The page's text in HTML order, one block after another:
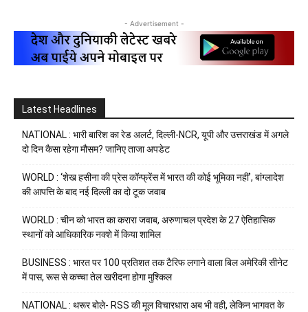
- Advertisement -
Latest Headlines
NATIONAL : भारी बारिश का रेड अलर्ट, दिल्ली-NCR, यूपी और उत्तराखंड में अगले
दो दिन कैसा रहेगा मौसम? जानिए ताजा अपडेट
WORLD : ‘शेख हसीना की प्रेस कॉन्फ्रेंस में भारत की कोई भूमिका नहीं’, बांग्लादेश
की आपत्ति के बाद नई दिल्ली का दो टूक जवाब
WORLD : चीन को भारत का करारा जवाब, अरुणाचल प्रदेश के 27 ऐतिहासिक
स्थानों को आधिकारिक नक्शे में किया शामिल
BUSINESS : भारत पर 100 प्रतिशत तक टैरिफ लगाने वाला बिल अमेरिकी सीनेट
में पास, रूस से कच्चा तेल खरीदना होगा मुश्किल
NATIONAL : थरूर बोले- RSS की मूल विचारधारा अब भी वही, लेकिन भागवत के